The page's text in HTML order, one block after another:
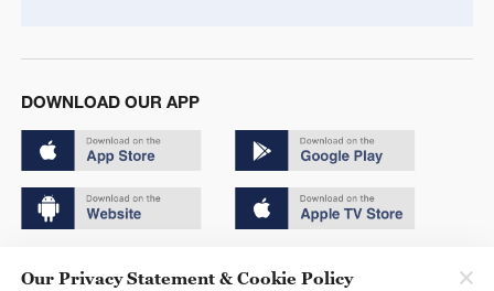
DOWNLOAD OUR APP
Our Privacy Statement & Cookie Policy